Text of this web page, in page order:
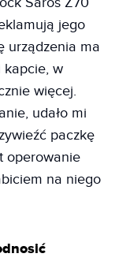
jego
urządzenia ma
kapcie, w
więcej.
udało mi
paczkę
operowanie
na niego